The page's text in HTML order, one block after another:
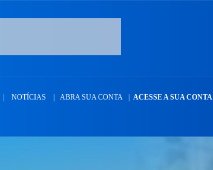
NOTÍCIAS ABRA SUA CONTA ACESSE A SUA CONTA